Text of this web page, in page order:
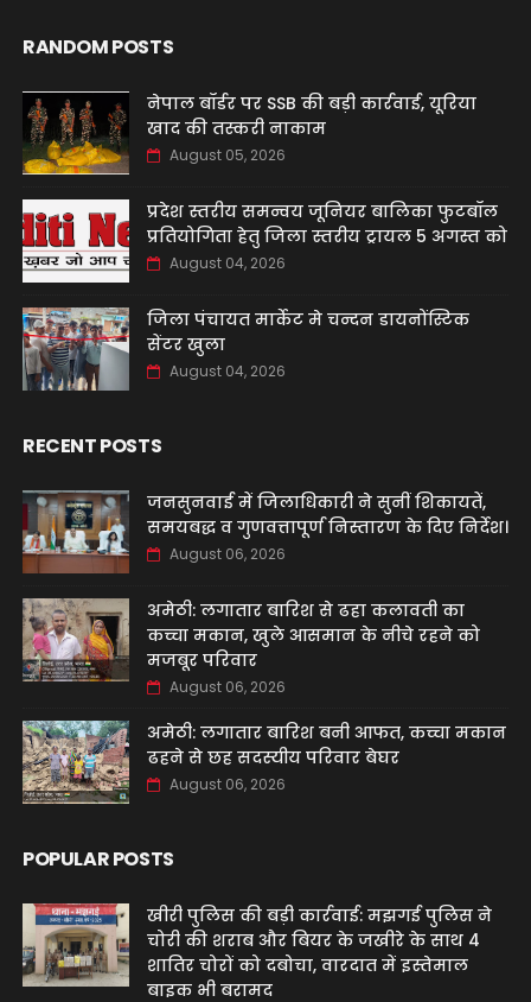
RANDOM POSTS
नेपाल बॉर्डर पर SSB की बड़ी कार्रवाई, यूरिया
खाद की तस्करी नाकाम
August 05, 2026
प्रदेश स्तरीय समन्वय जूनियर बालिका फुटबॉल
प्रतियोगिता हेतु जिला स्तरीय ट्रायल 5 अगस्त को
August 04, 2026
जिला पंचायत मार्केट मे चन्दन डायनोंस्टिक
सेंटर खुला
August 04, 2026
RECENT POSTS
जनसुनवाई में जिलाधिकारी ने सुनीं शिकायतें,
समयबद्ध व गुणवत्तापूर्ण निस्तारण के दिए निर्देश।
August 06, 2026
अमेठी: लगातार बारिश से ढहा कलावती का
कच्चा मकान, खुले आसमान के नीचे रहने को
मजबूर परिवार
August 06, 2026
अमेठी: लगातार बारिश बनी आफत, कच्चा मकान
ढहने से छह सदस्यीय परिवार बेघर
August 06, 2026
POPULAR POSTS
खीरी पुलिस की बड़ी कार्रवाई: मझगई पुलिस ने
चोरी की शराब और बियर के जखीरे के साथ 4
शातिर चोरों को दबोचा, वारदात में इस्तेमाल
बाइक भी बरामद